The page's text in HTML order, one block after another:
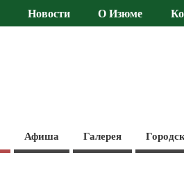
Новости О Изюме
Афиша Галерея